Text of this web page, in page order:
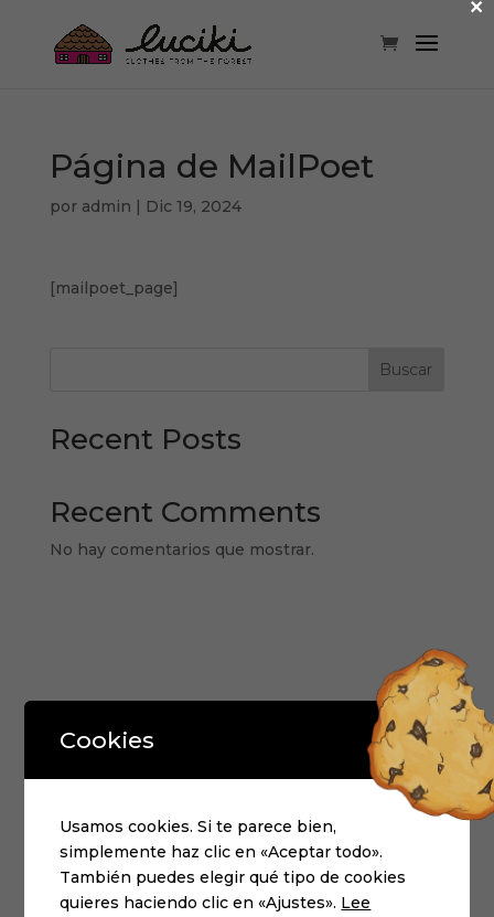
Página de MailPoet
por admin | Dic 19, 2024
[mailpoet_page]
Buscar
Recent Posts
Recent Comments
No hay comentarios que mostrar.
Luciki©,2026 |Terminos y condiciones
de cookies|Politica de privacidad
Cookies
Usamos cookies. Si te parece bien,
simplemente haz clic en «Aceptar todo».
También puedes elegir qué tipo de cookies
quieres haciendo clic en «Ajustes». Lee